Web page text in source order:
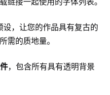
，让您的作品具有复古的
需的质地量。
，包含所有具有透明背景